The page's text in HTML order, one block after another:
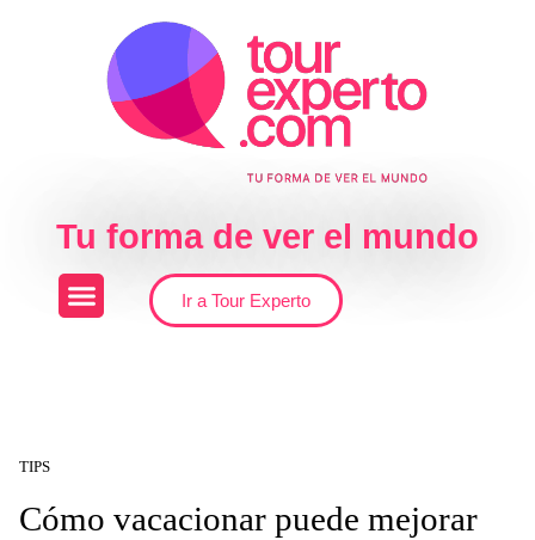
Tu forma de ver el mundo
Ir a Tour Experto
TIPS
Cómo vacacionar puede mejorar